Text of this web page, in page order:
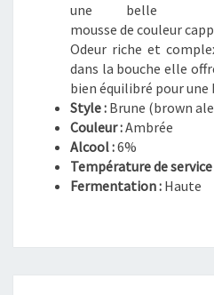
une belle
mousse de couleur
Odeur riche et
dans la bouche elle
bien équilibré pour
Style : Brune (brown
Couleur :Ambrée
Alcool :6%
Température de service
Fermentation : Haute